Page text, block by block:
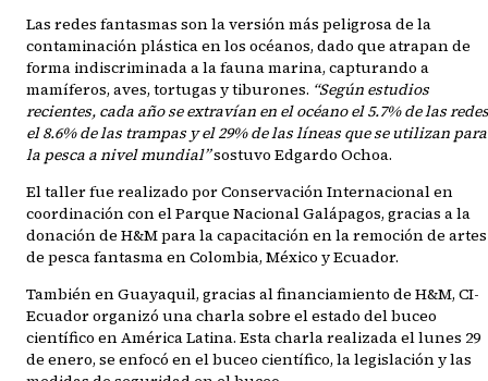
Las redes fantasmas son la versión más peligrosa de la
contaminación plástica en los océanos, dado que atrapan de
forma indiscriminada a la fauna marina, capturando a
mamíferos, aves, tortugas y tiburones. “Según estudios
recientes, cada año se extravían en el océano el 5.7% de las
el 8.6% de las trampas y el 29% de las líneas que se utilizan para
la pesca a nivel mundial”sostuvo Edgardo Ochoa.
El taller fue realizado por Conservación Internacional en
coordinación con el Parque Nacional Galápagos, gracias a la
donación de H&M para la capacitación en la remoción de artes
de pesca fantasma en Colombia, México y Ecuador.
También en Guayaquil, gracias al financiamiento de H&M, CI-
Ecuador organizó una charla sobre el estado del buceo
científico en América Latina. Esta charla realizada el lunes 29
de enero, se enfocó en el buceo científico, la legislación y las